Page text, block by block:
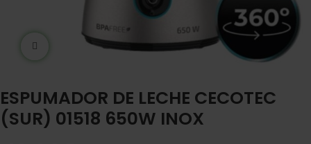
Ampliar imágen
ESPUMADOR DE LECHE CECOTEC
(SUR) 01518 650W INOX